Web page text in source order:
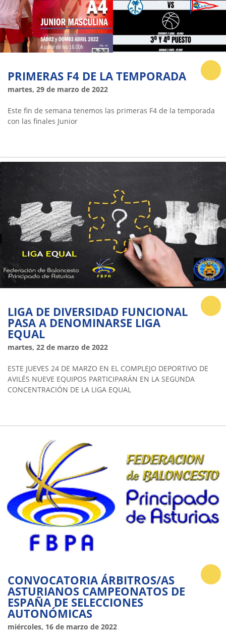
PRIMERAS F4 DE LA TEMPORADA
martes, 29 de marzo de 2022
Este fin de semana tenemos las primeras F4 de la temporada
con las finales Junior
LIGA DE DIVERSIDAD FUNCIONAL
PASA A DENOMINARSE LIGA
EQUAL
martes, 22 de marzo de 2022
ESTE JUEVES 24 DE MARZO EN EL COMPLEJO DEPORTIVO DE
AVILÉS NUEVE EQUIPOS PARTICIPARÁN EN LA SEGUNDA
CONCENTRACIÓN DE LA LIGA EQUAL
CONVOCATORIA ÁRBITROS/AS
ASTURIANOS CAMPEONATOS DE
ESPAÑA DE SELECCIONES
AUTONÓMICAS
miércoles, 16 de marzo de 2022